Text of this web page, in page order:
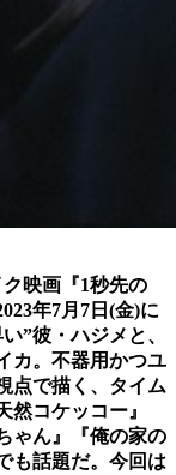
映画『1秒先の
年7月7日(金)に
”彼・ハジメと、
カ。不器用かつユ
点で描く、タイム
コケッコー』
ゃん』『俺の家の
も話題だ。今回は